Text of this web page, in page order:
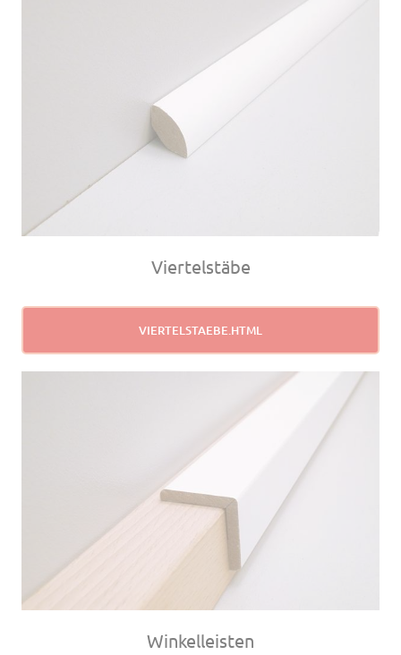
Viertelstäbe
VIERTELSTAEBE.HTML
Winkelleisten